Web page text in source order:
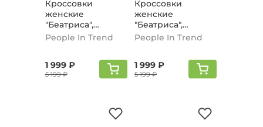
Кроссовки
женские
"Беатриса",
Бежево-серый
People In Trend
1 999 ₽
5 199 ₽
Кроссовки
женские
"Беатриса",
Черный
People In Trend
1 999 ₽
5 199 ₽